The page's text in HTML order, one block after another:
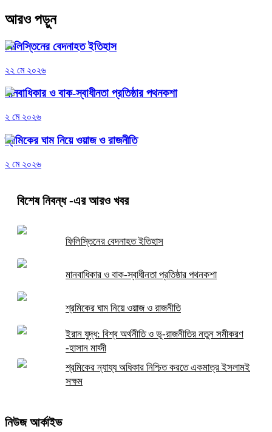
আরও পড়ুন
ফিলিস্তিনের বেদনাহত ইতিহাস
২২ মে ২০২৬
মানবাধিকার ও বাক-স্বাধীনতা প্রতিষ্ঠার পথনকশা
২ মে ২০২৬
শ্রমিকের ঘাম নিয়ে ওয়াজ ও রাজনীতি
২ মে ২০২৬
বিশেষ নিবন্ধ-এর আরও খবর
ফিলিস্তিনের বেদনাহত ইতিহাস
মানবাধিকার ও বাক-স্বাধীনতা প্রতিষ্ঠার পথনকশা
শ্রমিকের ঘাম নিয়ে ওয়াজ ও রাজনীতি
ইরান যুদ্ধ: বিশ্ব অর্থনীতি ও ভূ-রাজনীতির নতুন সমীকরণ
-হাসান মাহ্দী
শ্রমিকের ন্যায্য অধিকার নিশ্চিত করতে একমাত্র ইসলামই
সক্ষম
নিউজ আর্কাইভ